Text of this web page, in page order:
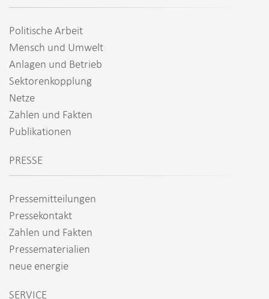
Politische Arbeit
Mensch und Umwelt
Anlagen und Betrieb
Sektorenkopplung
Netze
Zahlen und Fakten
Publikationen
PRESSE
Pressemitteilungen
Pressekontakt
Zahlen und Fakten
Pressematerialien
neue energie
SERVICE